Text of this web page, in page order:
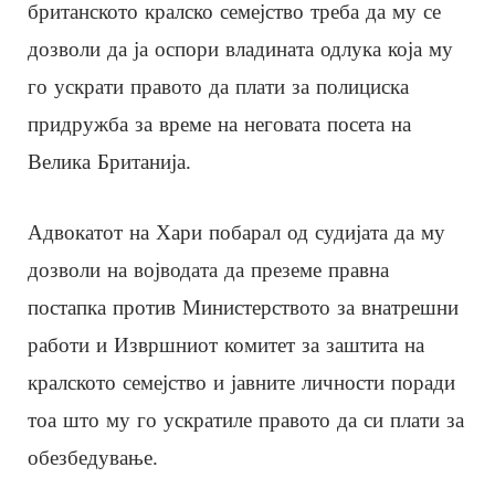
британското кралско семејство треба да му се
дозволи да ја оспори владината одлука која му
го ускрати правото да плати за полициска
придружба за време на неговата посета на
Велика Британија.
Адвокатот на Хари побарал од судијата да му
дозволи на војводата да преземе правна
постапка против Министерството за внатрешни
работи и Извршниот комитет за заштита на
кралското семејство и јавните личности поради
тоа што му го ускратиле правото да си плати за
обезбедување.